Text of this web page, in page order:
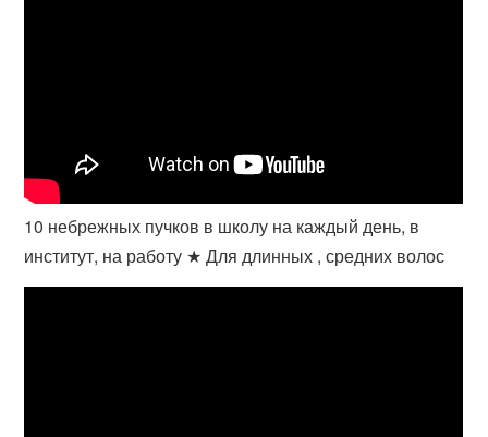
10 небрежных пучков в школу на каждый день, в
институт, на работу ★ Для длинных , средних волос